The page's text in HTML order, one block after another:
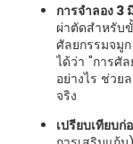
การจำลอง 3
ผ่าตัดสำหรับ
ศัลยกรรมจมู
ได้ว่า "การศั
อย่างไร ช่วย
จริง
เปรียบเทียบ